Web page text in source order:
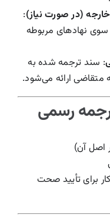
(در صورت نیاز):
سوی نهادهای مربوطه
: سند ترجمه شده به
متقاضی ارائه می‌شود.
رسمی
اصل آن)
برای تأیید صحت